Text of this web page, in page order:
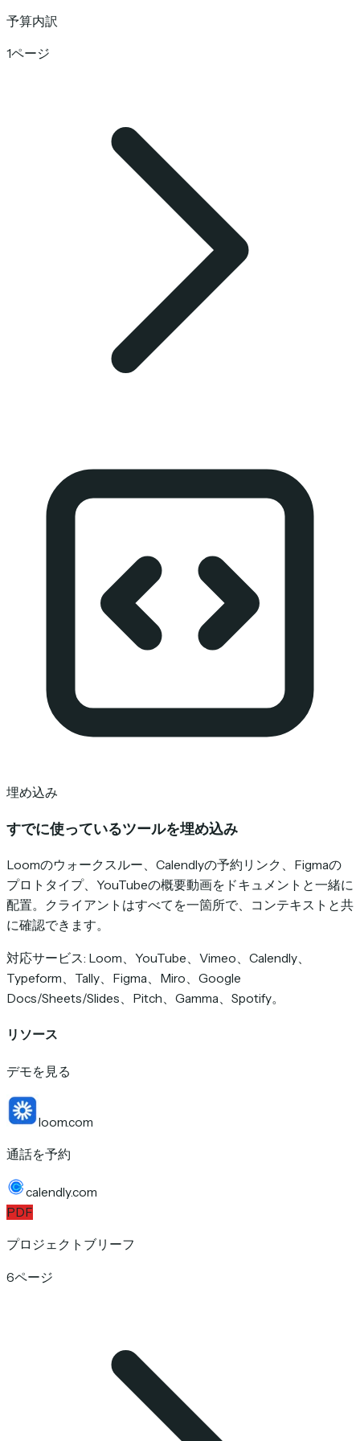
予算内訳
1ページ
埋め込み
すでに使っているツールを埋め込み
Loomのウォークスルー、Calendlyの予約リンク、Figmaの
プロトタイプ、YouTubeの概要動画をドキュメントと一緒に
配置。クライアントはすべてを一箇所で、コンテキストと共
に確認できます。
対応サービス: Loom、YouTube、Vimeo、Calendly、
Typeform、Tally、Figma、Miro、Google
Docs/Sheets/Slides、Pitch、Gamma、Spotify。
リソース
デモを見る
loom.com
通話を予約
calendly.com
PDF
プロジェクトブリーフ
6ページ